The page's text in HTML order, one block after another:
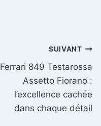
SUIVANT
Ferrari 849 Testarossa
Assetto Fiorano :
l’excellence cachée
dans chaque détail